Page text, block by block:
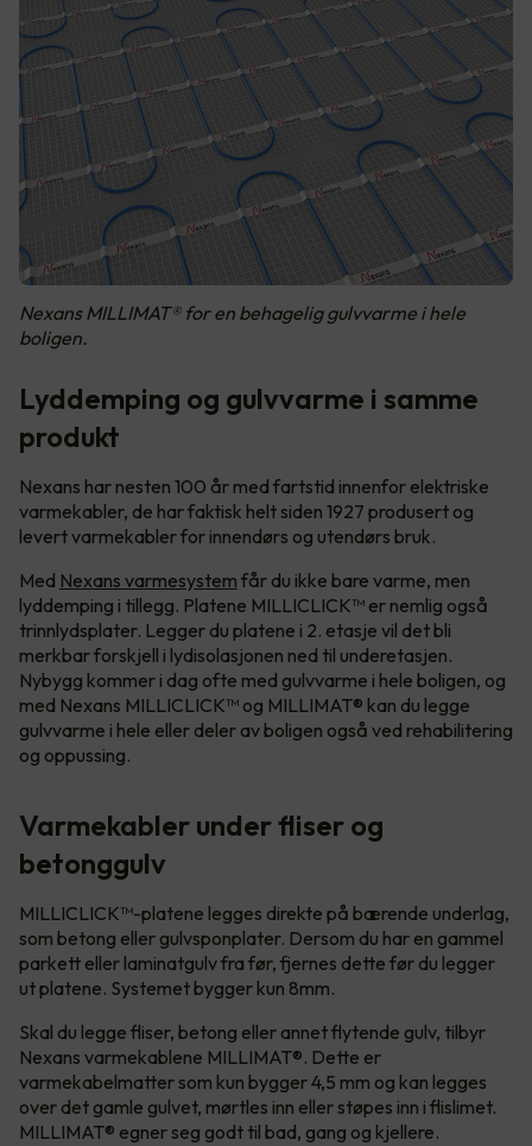
Nexans MILLIMAT® for en behagelig gulvvarme i hele
boligen.
Lyddemping og gulvvarme i samme
produkt
Nexans har nesten 100 år med fartstid innenfor elektriske
varmekabler, de har faktisk helt siden 1927 produsert og
levert varmekabler for innendørs og utendørs bruk.
Med Nexans varmesystem får du ikke bare varme, men
lyddemping i tillegg. Platene MILLICLICK™ er nemlig også
trinnlydsplater. Legger du platene i 2. etasje vil det bli
merkbar forskjell i lydisolasjonen ned til underetasjen.
Nybygg kommer i dag ofte med gulvvarme i hele boligen, og
med Nexans MILLICLICK™ og MILLIMAT® kan du legge
gulvvarme i hele eller deler av boligen også ved rehabilitering
og oppussing.
Varmekabler under fliser og
betonggulv
MILLICLICK™-platene legges direkte på bærende underlag,
som betong eller gulvsponplater. Dersom du har en gammel
parkett eller laminatgulv fra før, fjernes dette før du legger
ut platene. Systemet bygger kun 8mm.
Skal du legge fliser, betong eller annet flytende gulv, tilbyr
Nexans varmekablene MILLIMAT®. Dette er
varmekabelmatter som kun bygger 4,5 mm og kan legges
over det gamle gulvet, mørtles inn eller støpes inn i flislimet.
MILLIMAT® egner seg godt til bad, gang og kjellere.